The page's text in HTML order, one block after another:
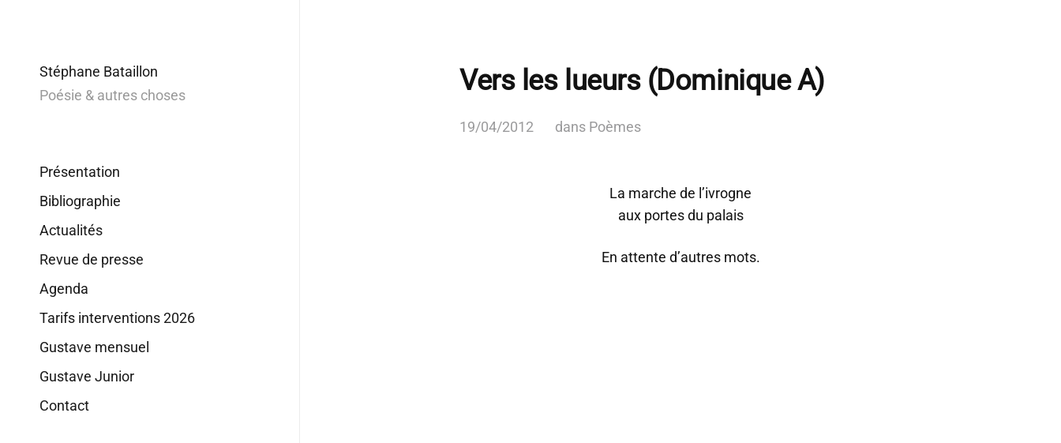
Stéphane Bataillon
Poésie & autres choses
Présentation
Bibliographie
Actualités
Revue de presse
Agenda
Tarifs interventions 2026
Gustave mensuel
Gustave Junior
Contact
Vers les lueurs (Dominique A)
19/04/2012 dans Poèmes
La marche de l’ivrogne
aux portes du palais
En attente d’autres mots.